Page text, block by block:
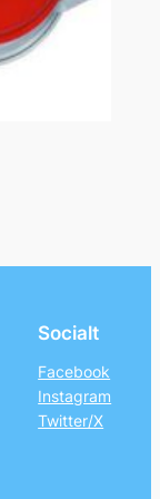
Socialt
Facebook
Instagram
Twitter/X